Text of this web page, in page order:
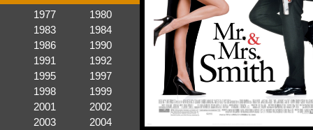
1977
1980
1983
1984
1986
1990
1991
1992
1995
1997
1998
1999
2001
2002
2003
2004